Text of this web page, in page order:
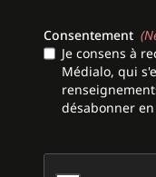
Consentement
Je consens à
Médialo, qui
désabonner